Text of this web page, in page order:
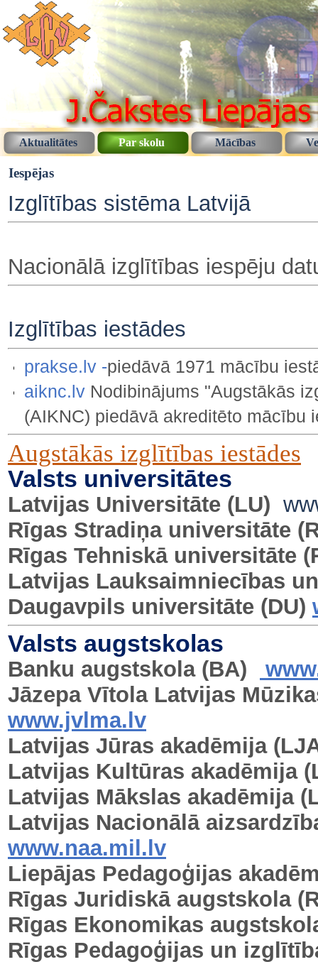
Aktualitātes Par skolu Mācības
Iespējas
Izglītības sistēma Latvijā
Nacionālā izglītības iespēju
Izglītības iestādes
prakse.lv -piedāvā 1971 mācību
aiknc.lv Nodibinājums "Augstākās
(AIKNC) piedāvā akreditēto mācību
Augstākās izglītības iestādes
Valsts universitātes
Latvijas Universitāte (LU)
Rīgas Stradiņa universitāte
Rīgas Tehniskā universitāte
Latvijas Lauksaimniecības
Daugavpils universitāte (DU)
Valsts augstskolas
Banku augstskola (BA)
Jāzepa Vītola Latvijas
www.jvlma.lv
Latvijas Jūras akadēmija
Latvijas Kultūras akadēmija
Latvijas Mākslas akadēmija
Latvijas Nacionālā
www.naa.mil.lv
Liepājas Pedagoģijas
Rīgas Juridiskā augstskola
Rīgas Ekonomikas
Rīgas Pedagoģijas un